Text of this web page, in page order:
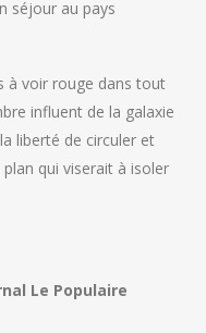
séjour au pays
à voir rouge dans tout
influent de la galaxie
liberté de circuler et
plan qui viserait à isoler
Le Populaire